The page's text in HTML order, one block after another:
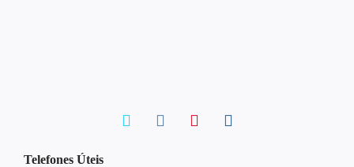
Telefones Úteis